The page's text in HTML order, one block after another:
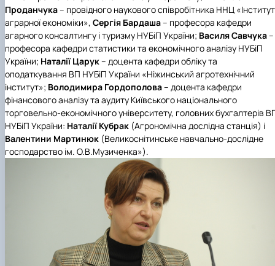
Проданчука– провідного наукового співробітника ННЦ «Інститут
аграрної економіки», Сергія Бардаша– професора кафедри
агарного консалтингу і туризму НУБіП України; Василя Савчука–
професора кафедри статистики та економічного аналізу НУБіП
України; Наталії Царук– доцента кафедри обліку та
оподаткування ВП НУБіП України «Ніжинський агротехнічний
інститут»; Володимира Гордополова– доцента кафедри
фінансового аналізу та аудиту Київського національного
торговельно-економічного університету, головних бухгалтерів
НУБіП України: Наталії Кубрак (Агрономічна дослідна станція) і
Валентини Мартинюк (Великоснітинське навчально-дослідне
господарство ім. О.В.Музиченка»).